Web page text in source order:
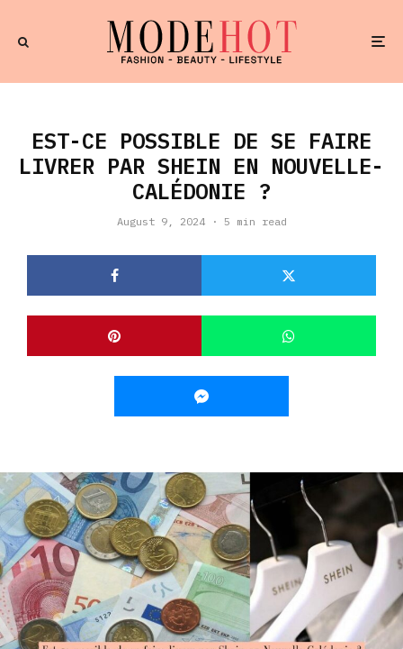
EST-CE POSSIBLE DE SE FAIRE
LIVRER PAR SHEIN EN NOUVELLE-
CALÉDONIE ?
August 9, 2024 · 5 min read